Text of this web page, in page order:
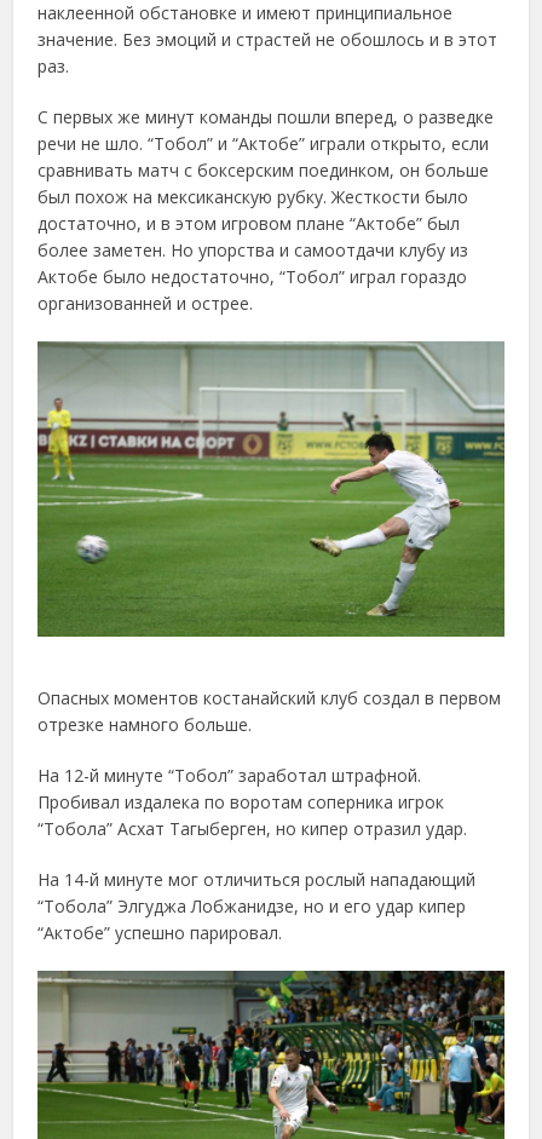
наклеенной обстановке и имеют принципиальное
значение. Без эмоций и страстей не обошлось и в этот
раз.
С первых же минут команды пошли вперед, о разведке
речи не шло. “Тобол” и “Актобе” играли открыто, если
сравнивать матч с боксерским поединком, он больше
был похож на мексиканскую рубку. Жесткости было
достаточно, и в этом игровом плане “Актобе” был
более заметен. Но упорства и самоотдачи клубу из
Актобе было недостаточно, “Тобол” играл гораздо
организованней и острее.
Опасных моментов костанайский клуб создал в первом
отрезке намного больше.
На 12-й минуте “Тобол” заработал штрафной.
Пробивал издалека по воротам соперника игрок
“Тобола” Асхат Тагыберген, но кипер отразил удар.
На 14-й минуте мог отличиться рослый нападающий
“Тобола” Элгуджа Лобжанидзе, но и его удар кипер
“Актобе” успешно парировал.